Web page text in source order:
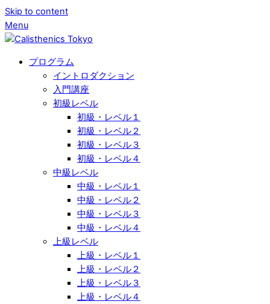
Skip to content
Menu
プログラム
イントロダクション
入門講座
初級レベル
初級・レベル１
初級・レベル２
初級・レベル３
初級・レベル４
中級レベル
中級・レベル１
中級・レベル２
中級・レベル３
中級・レベル４
上級レベル
上級・レベル１
上級・レベル２
上級・レベル３
上級・レベル４